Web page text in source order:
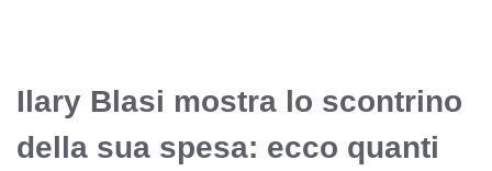
Ilary Blasi mostra lo scontrino
della sua spesa: ecco quanti